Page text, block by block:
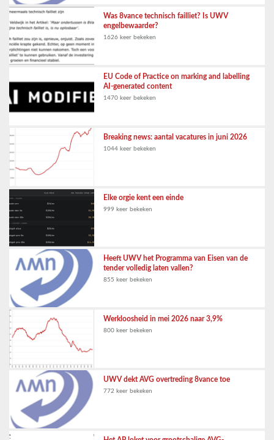
Was 8vance technisch failliet? Is UWV
engelbewaarder?
1626 keer bekeken
EU Code of Practice on marking and labelling
AI-generated content
1470 keer bekeken
Breaking news: aantal vacatures in juni 2026
1044 keer bekeken
Elke orgie kent een einde
999 keer bekeken
Heeft UWV het Programma van Eisen van de
tender volledig laten vallen?
855 keer bekeken
Werkloosheid in mei 2026 naar 3,9%
800 keer bekeken
UWV dekt AVG overtreding 8vance toe
772 keer bekeken